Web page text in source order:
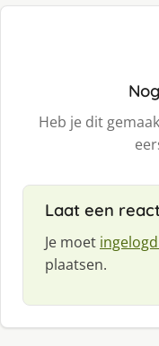
Heb je dit
Laat een
Je moet
plaatsen.